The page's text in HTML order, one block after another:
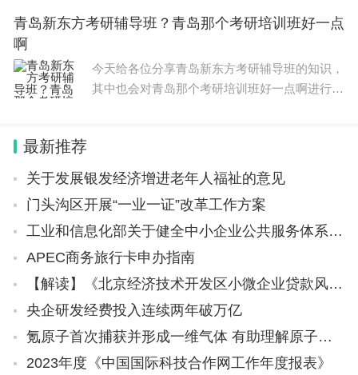
享关于郴州考试院研究生考点有几个和郴州优质
青岛新东方考研辅导班？青岛那个考研培训班好一点
啊
今天给各位分享青岛新东方考研辅导班的知识，
其中也会对青岛那个考研培训班好一点啊进行解
最新推荐
关于发展银发经济增进老年人福祉的意见
门头沟区开展“一业一证”改革工作方案
工业和信息化部关于健全中小企业公共服务体系的指导意见（工信部企业〔2023〕213号）
APEC商务旅行卡申办指南
【解读】《北京经济技术开发区小微企业贷款风险补偿资金管理办法》政策解读
央企研发经费投入连续两年破万亿
氪原子首次捕获并形成一维气体 有助理解原子和分子行为
2023年度《中国国际科技合作网工作年度报表》